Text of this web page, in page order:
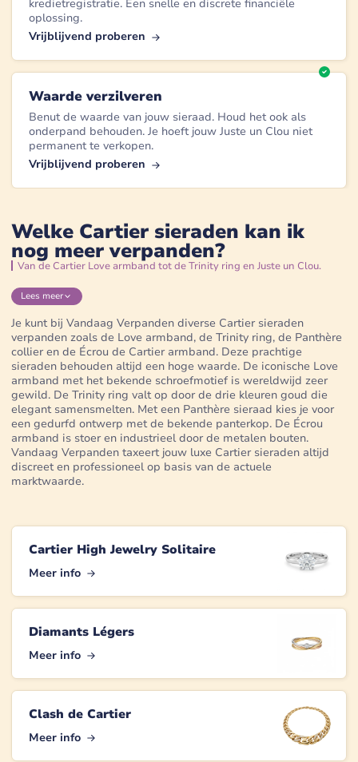
kredietregistratie. Een snelle en discrete financiële
oplossing.
Vrijblijvend proberen
Waarde verzilveren
Benut de waarde van jouw sieraad. Houd het ook als
onderpand behouden. Je hoeft jouw Juste un Clou niet
permanent te verkopen.
Vrijblijvend proberen
Welke Cartier sieraden kan ik
nog meer verpanden?
Van de Cartier Love armband tot de Trinity ring en Juste un Clou.
Lees meer
Je kunt bij Vandaag Verpanden diverse Cartier sieraden
verpanden zoals de Love armband, de Trinity ring, de Panthère
collier en de Écrou de Cartier armband. Deze prachtige
sieraden behouden altijd een hoge waarde. De iconische Love
armband met het bekende schroefmotief is wereldwijd zeer
gewild. De Trinity ring valt op door de drie kleuren goud die
elegant samensmelten. Met een Panthère sieraad kies je voor
een gedurfd ontwerp met de bekende panterkop. De Écrou
armband is stoer en industrieel door de metalen bouten.
Vandaag Verpanden taxeert jouw luxe Cartier sieraden altijd
discreet en professioneel op basis van de actuele
marktwaarde.
Cartier High Jewelry Solitaire
Meer info
Diamants Légers
Meer info
Clash de Cartier
Meer info